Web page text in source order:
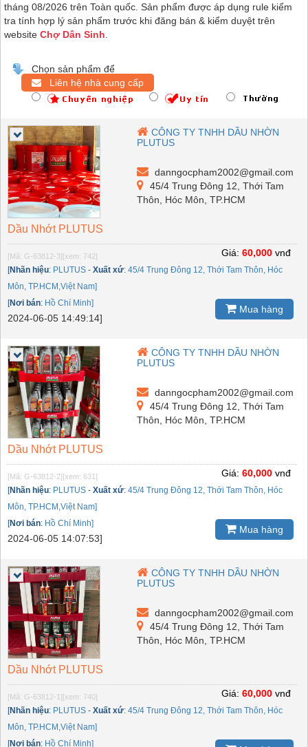
tháng 08/2026 trên Toàn quốc. Sản phẩm được áp dụng rule kiểm
tra tính hợp lý sản phẩm trước khi đăng bán & kiểm duyệt trên
website Chợ Dân Sinh
Chọn sản phẩm để
Liên hệ nhà cung cấp
CÔNG TY TNHH DẦU NHỜN
PLUTUS
danngocpham2002@gmail.com
45/4 Trung Đông 12, Thới Tam
Thôn, Hóc Môn, TP.HCM
Dầu Nhớt PLUTUS
[Mã: G-63812-3][xem: 742]
[Nhãn hiệu: PLUTUS - Xuất xứ: 45/4 Trung Đông 12, Thới Tam Thôn, Hóc
Môn, TP.HCM,Việt Nam]
[Nơi bán: Hồ Chí Minh]
2024-06-05 14:49:14]
Giá: 60,000 vnđ
Mua hàng
CÔNG TY TNHH DẦU NHỜN
PLUTUS
danngocpham2002@gmail.com
45/4 Trung Đông 12, Thới Tam
Thôn, Hóc Môn, TP.HCM
Dầu Nhớt PLUTUS
[Mã: G-63812-2][xem: 631]
[Nhãn hiệu: PLUTUS - Xuất xứ: 45/4 Trung Đông 12, Thới Tam Thôn, Hóc
Môn, TP.HCM,Việt Nam]
[Nơi bán: Hồ Chí Minh]
2024-06-05 14:07:53]
Giá: 60,000 vnđ
Mua hàng
CÔNG TY TNHH DẦU NHỜN
PLUTUS
danngocpham2002@gmail.com
45/4 Trung Đông 12, Thới Tam
Thôn, Hóc Môn, TP.HCM
Dầu Nhớt PLUTUS
[Mã: G-63812-1][xem: 740]
[Nhãn hiệu: PLUTUS - Xuất xứ: 45/4 Trung Đông 12, Thới Tam Thôn, Hóc
Môn, TP.HCM,Việt Nam]
[Nơi bán: Hồ Chí Minh]
Giá: 60,000 vnđ